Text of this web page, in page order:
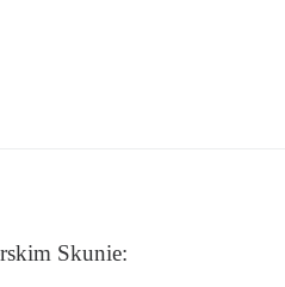
Skunie: